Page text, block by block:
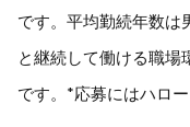
です。平均勤続年数は
と継続して働ける職
です。*応募にはハロ